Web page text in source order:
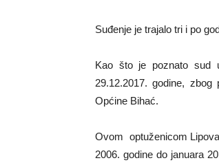
Suđenje je trajalo tri i po
Kao što je poznato sud
29.12.2017. godine,
Općine Bihać.
Ovom optuženicom
2006. godine do januara